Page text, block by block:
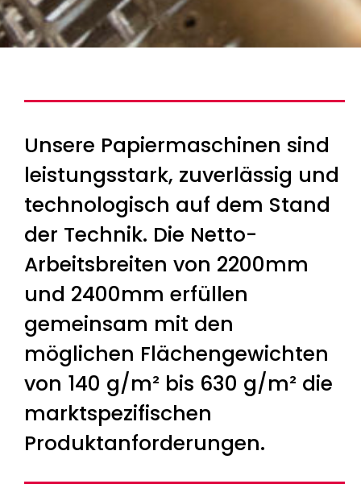
Unsere Papiermaschinen sind
leistungsstark, zuverlässig und
technologisch auf dem Stand
der Technik. Die Netto-
Arbeitsbreiten von 2200mm
und 2400mm erfüllen
gemeinsam mit den
möglichen Flächengewichten
von 140 g/m² bis 630 g/m² die
marktspezifischen
Produktanforderungen.